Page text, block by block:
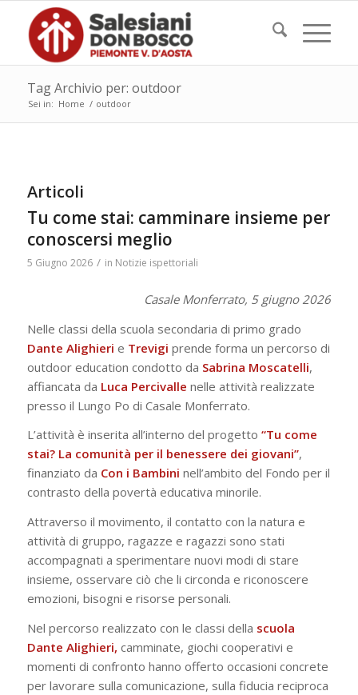
Tag Archivio per: outdoor
Sei in: Home / outdoor
Articoli
Tu come stai: camminare insieme per
conoscersi meglio
5 Giugno 2026 / in Notizie ispettoriali
Casale Monferrato, 5 giugno 2026
Nelle classi della scuola secondaria di primo grado
Dante Alighieri e Trevigi prende forma un percorso di
outdoor education condotto da Sabrina Moscatelli,
affiancata da Luca Percivalle nelle attività realizzate
presso il Lungo Po di Casale Monferrato.
L’attività è inserita all’interno del progetto “Tu come
stai? La comunità per il benessere dei giovani”,
finanziato da Con i Bambini nell’ambito del Fondo per il
contrasto della povertà educativa minorile.
Attraverso il movimento, il contatto con la natura e
attività di gruppo, ragazze e ragazzi sono stati
accompagnati a sperimentare nuovi modi di stare
insieme, osservare ciò che li circonda e riconoscere
emozioni, bisogni e risorse personali.
Nel percorso realizzato con le classi della scuola
Dante Alighieri, camminate, giochi cooperativi e
momenti di confronto hanno offerto occasioni concrete
per lavorare sulla comunicazione, sulla fiducia reciproca